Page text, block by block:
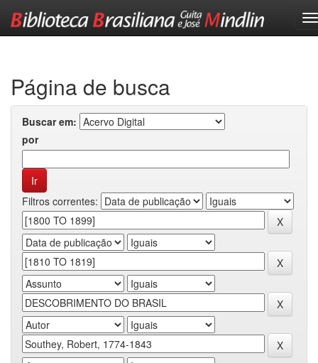
Página de busca
Buscar em:
por
Filtros correntes: